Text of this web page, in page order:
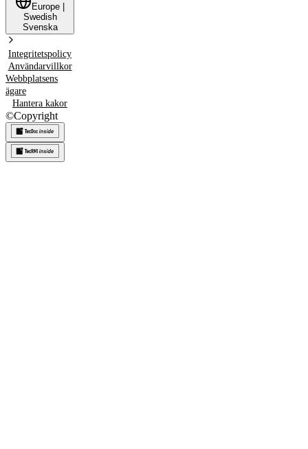
Europe
Swedish
Svenska
Integritetspolicy
Användarvillkor
Webbplatsens
ägare
Hantera kakor
©Copyright